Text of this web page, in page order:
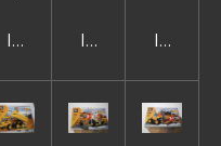
In winkelwagen
In In